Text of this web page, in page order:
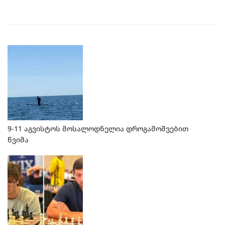
9-11 აგვისტოს მოსალოდნელია დროგამოშვებით
წვიმა